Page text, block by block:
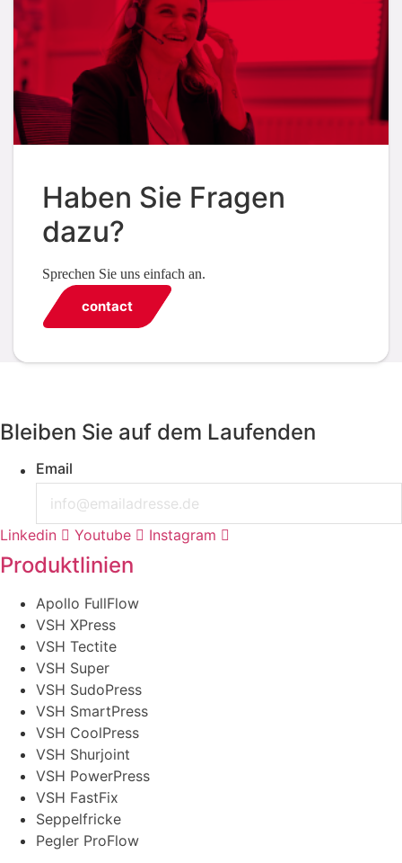
Haben Sie Fragen
dazu?
Sprechen Sie uns einfach an.
contact
Bleiben Sie auf dem Laufenden
Email
Linkedin Youtube Instagram
Produktlinien
Apollo FullFlow
VSH XPress
VSH Tectite
VSH Super
VSH SudoPress
VSH SmartPress
VSH CoolPress
VSH Shurjoint
VSH PowerPress
VSH FastFix
Seppelfricke
Pegler ProFlow